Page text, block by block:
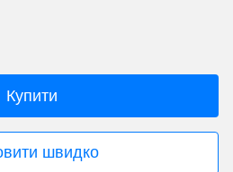
Купити
швидко